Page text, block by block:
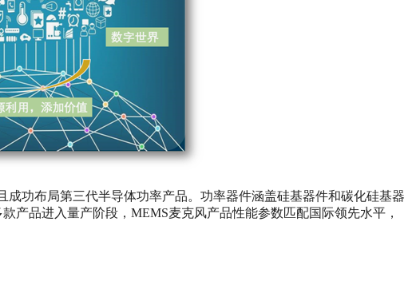
功布局第三代半导体功率产品。功率器件涵盖硅基器件和碳化硅基器
产品进入量产阶段，MEMS麦克风产品性能参数匹配国际领先水平，